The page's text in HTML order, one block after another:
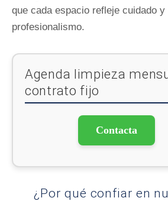
que cada espacio refleje cuidado y
profesionalismo.
Agenda limpieza
contrato fijo
Contacta
¿Por qué confiar en